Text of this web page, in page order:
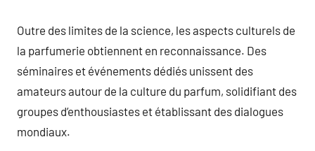
Outre des limites de la science, les aspects culturels de
la parfumerie obtiennent en reconnaissance. Des
séminaires et événements dédiés unissent des
amateurs autour de la culture du parfum, solidifiant des
groupes d’enthousiastes et établissant des dialogues
mondiaux.